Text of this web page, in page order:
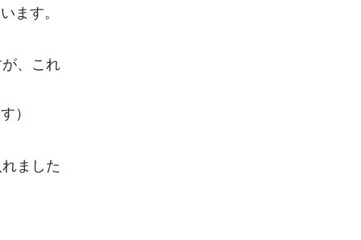
ます。
、これ
）
ました